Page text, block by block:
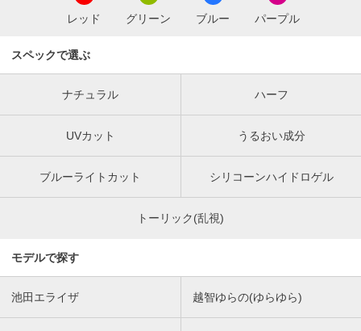
レッド グリーン ブルー パープル
スペックで選ぶ
ナチュラル ハーフ
UVカット うるおい成分
ブルーライトカット シリコーンハイドロゲル
トーリック(乱視)
モデルで探す
池田エライザ 越智ゆらの(ゆらゆら)